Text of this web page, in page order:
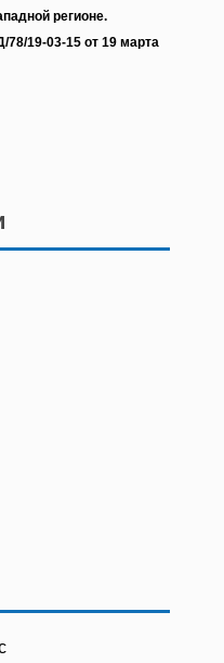
регионе.
78/19-03-15 от 19 марта